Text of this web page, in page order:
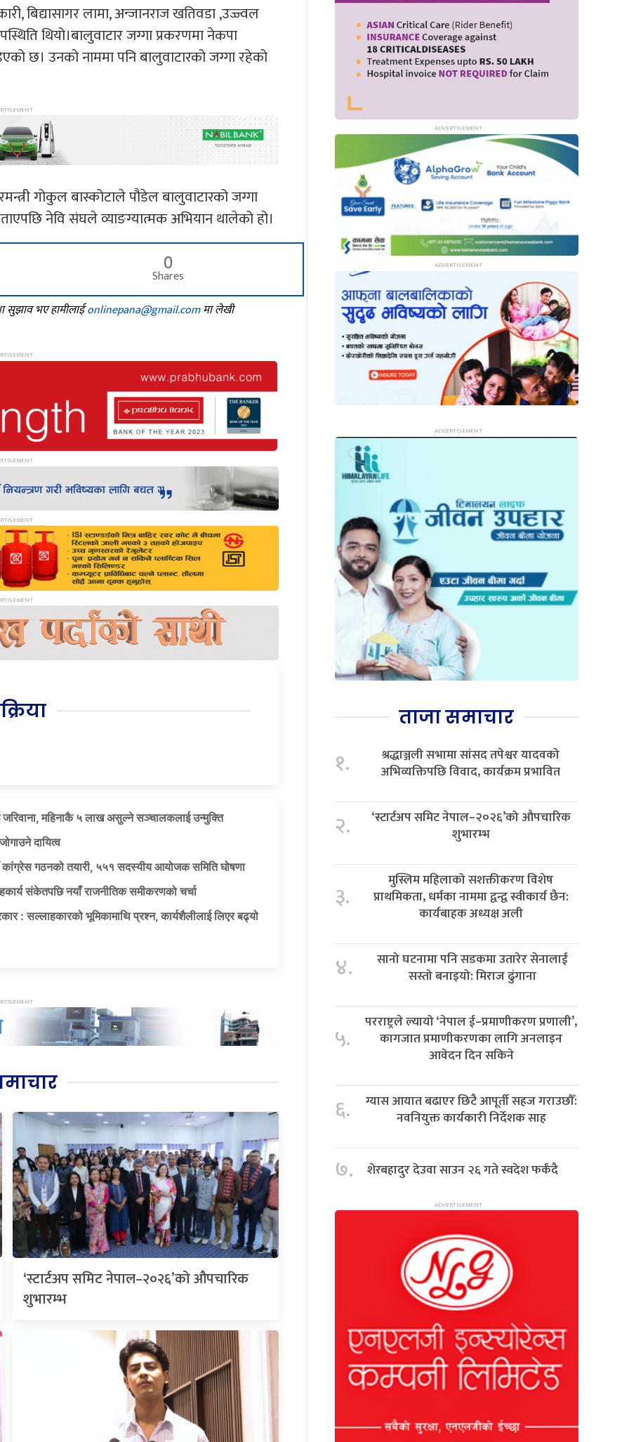
बिद्यासागर लामा, अन्जानराज खतिवडा ,उज्ज्वल
थियो।बालुवाटार जग्गा प्रकरणमा नेकपा
छ। उनको नाममा पनि बालुवाटारको जग्गा रहेको
गोकुल बास्कोटाले पौडेल बालुवाटारको जग्गा
नेवि संघले व्याङग्यात्मक अभियान थालेको हो।
0
Shares
सुझाव भए हामीलाईonlinepana@gmail.comमा लेखी
महिनाकै ५ लाख असुल्ने सञ्चालकलाई उन्मुक्ति
दायित्व
गठनको तयारी, ५५१ सदस्यीय आयोजक समिति घोषणा
संकेतपछि नयाँ राजनीतिक समीकरणको चर्चा
: सल्लाहकारको भूमिकामाथि प्रश्न, कार्यशैलीलाई लिएर बढ्यो
‘स्टार्टअप समिट नेपाल–२०२६’को औपचारिक
शुभारम्भ
ताजा समाचार
१.
श्रद्धाञ्जली सभामा सांसद तपेश्वर यादवको
अभिव्यक्तिपछि विवाद, कार्यक्रम प्रभावित
२.
‘स्टार्टअप समिट नेपाल–२०२६’को औपचारिक
शुभारम्भ
३.
मुस्लिम महिलाको सशक्तीकरण विशेष
प्राथमिकता, धर्मका नाममा द्वन्द्व स्वीकार्य छैन:
कार्यबाहक अध्यक्ष अली
४.
सानो घटनामा पनि सडकमा उतारेर सेनालाई
सस्तो बनाइयो: मिराज ढुंगाना
५.
परराष्ट्रले ल्यायो ‘नेपाल ई–प्रमाणीकरण प्रणाली’,
कागजात प्रमाणीकरणका लागि अनलाइन
आवेदन दिन सकिने
६.
ग्यास आयात बढाएर छिटै आपूर्ती सहज गराउछौँ:
नवनियुक्त कार्यकारी निर्देशक साह
७. शेरबहादुर देउवा साउन २६ गते स्वदेश फर्कंदै